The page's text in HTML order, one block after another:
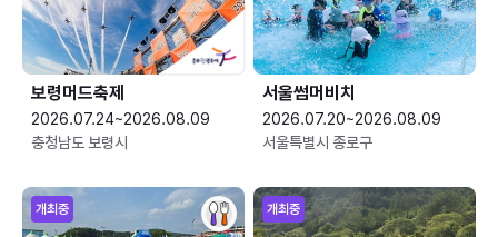
보령머드축제
2026.07.24~2026.08.09
충청남도 보령시
서울썸머비치
2026.07.20~2026.08.09
서울특별시 종로구
개최중 개최중